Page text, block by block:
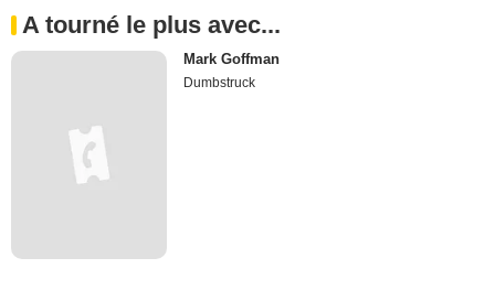
A tourné le plus avec...
Mark Goffman
Dumbstruck